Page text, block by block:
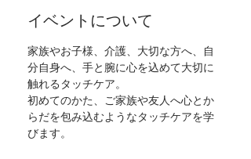
イベントについて
家族やお子様、介護、大切な方へ、自
分自身へ、手と腕に心を込めて大切に
触れるタッチケア。
初めてのかた、ご家族や友人へ心とか
らだを包み込むようなタッチケアを学
びます。